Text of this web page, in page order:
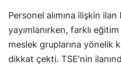
Personel alımına ilişkin
yayımlanırken, farklı
meslek gruplarına yönelik
dikkat çekti. TSE'nin